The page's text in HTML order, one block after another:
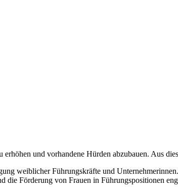
und vorhandene Hürden abzubauen. Aus
weiblicher Führungskräfte und
die Förderung von Frauen in Führungspositionen